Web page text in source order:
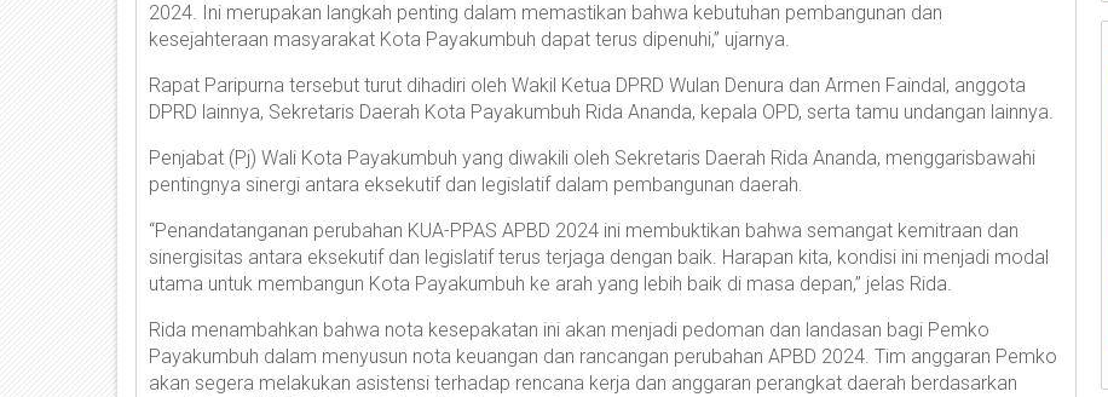
2024. Ini merupakan langkah penting dalam memastikan bahwa kebutuhan pembangunan dan
kesejahteraan masyarakat Kota Payakumbuh dapat terus dipenuhi,” ujarnya.
Rapat Paripurna tersebut turut dihadiri oleh Wakil Ketua DPRD Wulan Denura dan Armen Faindal, anggota
DPRD lainnya, Sekretaris Daerah Kota Payakumbuh Rida Ananda, kepala OPD, serta tamu undangan lainnya.
Penjabat (Pj) Wali Kota Payakumbuh yang diwakili oleh Sekretaris Daerah Rida Ananda, menggarisbawahi
pentingnya sinergi antara eksekutif dan legislatif dalam pembangunan daerah.
“Penandatanganan perubahan KUA-PPAS APBD 2024 ini membuktikan bahwa semangat kemitraan dan
sinergisitas antara eksekutif dan legislatif terus terjaga dengan baik. Harapan kita, kondisi ini menjadi modal
utama untuk membangun Kota Payakumbuh ke arah yang lebih baik di masa depan,” jelas Rida.
Rida menambahkan bahwa nota kesepakatan ini akan menjadi pedoman dan landasan bagi Pemko
Payakumbuh dalam menyusun nota keuangan dan rancangan perubahan APBD 2024. Tim anggaran Pemko
akan segera melakukan asistensi terhadap rencana kerja dan anggaran perangkat daerah berdasarkan